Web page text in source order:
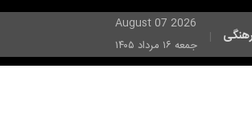
|
August 07 2026
جمعه ۱۶ مرداد ۱۴۰۵